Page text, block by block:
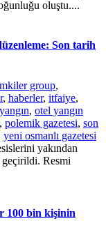
oluştu....
Son tarih
group,
, haberler, itfaiye,
, otel yangın
, polemik gazetesi, son
yeni osmanlı gazetesi
yakından
Resmi
100 bin kişinin